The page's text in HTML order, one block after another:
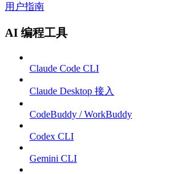
用户指南
AI 编程工具
Claude Code CLI
Claude Desktop 接入
CodeBuddy / WorkBuddy
Codex CLI
Gemini CLI